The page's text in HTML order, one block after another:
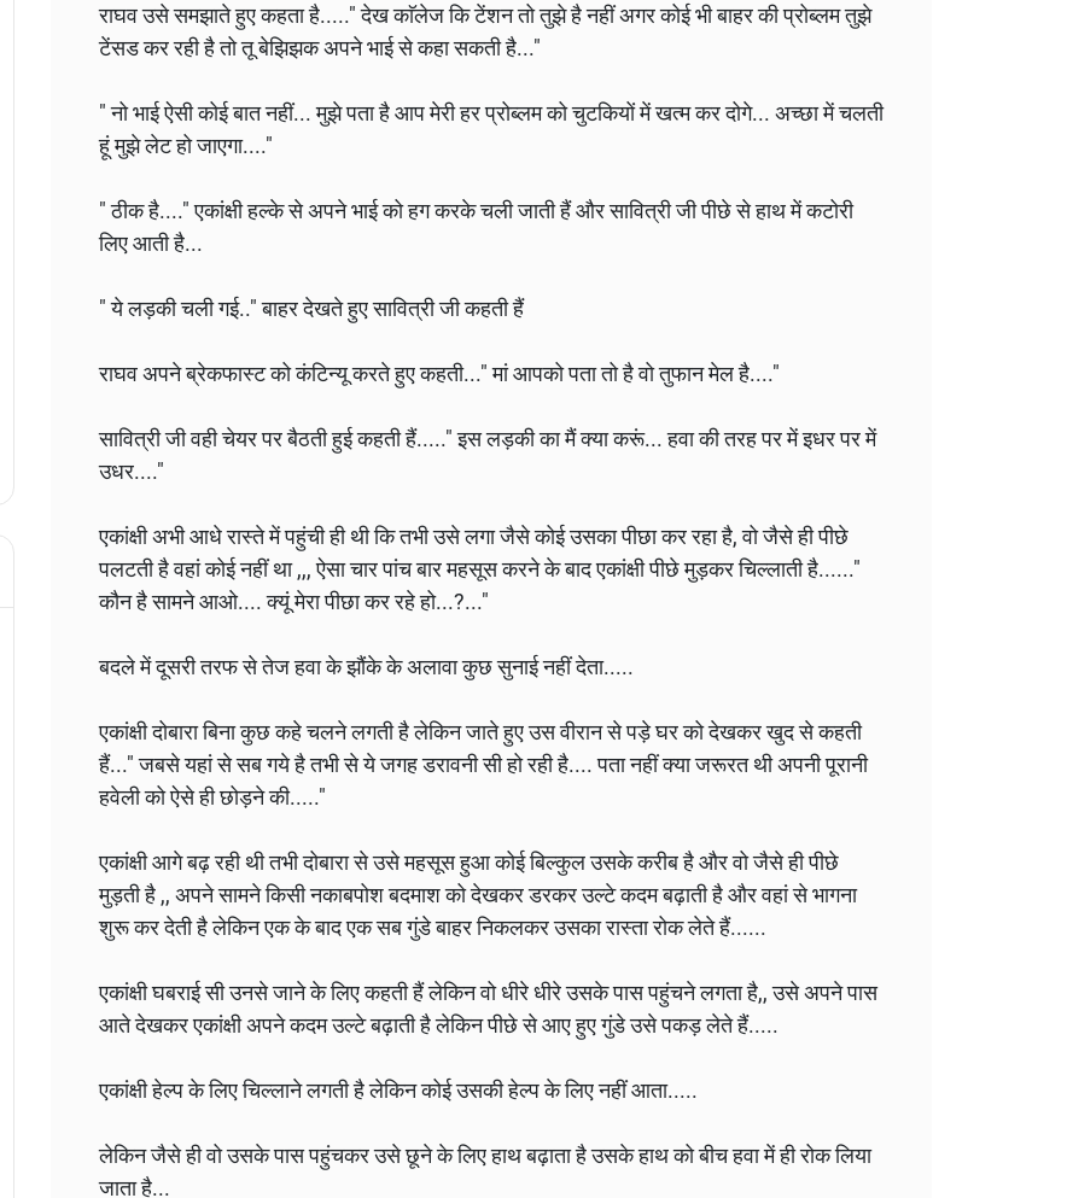
राघव उसे समझाते हुए कहता है....." देख काॅलेज कि टेंशन तो तुझे है नहीं अगर कोई भी बाहर की प्रोब्लम तुझे
टेंसड कर रही है तो तू बेझिझक अपने भाई से कहा सकती है..."
" नो भाई ऐसी कोई बात नहीं... मुझे पता है आप मेरी हर प्रोब्लम को चुटकियों में खत्म कर दोगे... अच्छा में चलती
हूं मुझे लेट हो जाएगा...."
" ठीक है...." एकांक्षी हल्के से अपने भाई को हग करके चली जाती हैं और सावित्री जी पीछे से हाथ में कटोरी
लिए आती है...
" ये लड़की चली गई.." बाहर देखते हुए सावित्री जी कहती हैं
राघव अपने ब्रेकफास्ट को कंटिन्यू करते हुए कहती..." मां आपको पता तो है वो‌ तुफान मेल है...."
सावित्री जी वही चेयर पर बैठती हुई कहती हैं....." इस लड़की का मैं क्या करूं... हवा की तरह पर में इधर पर में
उधर...."
एकांक्षी अभी आधे रास्ते में पहुंची ही थी कि तभी उसे लगा जैसे कोई उसका पीछा कर रहा है, वो जैसे ही पीछे
पलटती है वहां कोई नहीं था ,,, ऐसा चार पांच बार महसूस करने के बाद एकांक्षी पीछे मुड़कर चिल्लाती है......"
कौन है सामने आओ.... क्यूं मेरा पीछा कर रहे हो...?..."
बदले में दूसरी तरफ से तेज हवा के झौंके के अलावा कुछ सुनाई नहीं देता.....
एकांक्षी दोबारा बिना कुछ कहे चलने लगती है लेकिन जाते हुए उस वीरान से पड़े घर को देखकर खुद से कहती
हैं..." जबसे यहां से सब गये है तभी से ये जगह डरावनी सी हो रही है.... पता नहीं क्या जरूरत थी अपनी पूरानी
हवेली को ऐसे ही छोड़ने की....."
एकांक्षी आगे बढ़ रही थी तभी दोबारा से उसे महसूस हुआ कोई बिल्कुल उसके करीब है और वो जैसे ही पीछे
मुड़ती है ,, अपने सामने किसी नकाबपोश बदमाश को देखकर डरकर उल्टे कदम बढ़ाती है और वहां से भागना
शुरू कर देती है लेकिन एक के बाद एक सब गुंडे बाहर निकलकर उसका रास्ता रोक लेते हैं......
एकांक्षी घबराई सी उनसे जाने के लिए कहती हैं लेकिन वो धीरे धीरे उसके पास पहुंचने लगता है,, उसे अपने पास
आते देखकर एकांक्षी अपने कदम उल्टे बढ़ाती है लेकिन पीछे से आए हुए गुंडे उसे पकड़ लेते हैं.....
एकांक्षी हेल्प के लिए चिल्लाने लगती है लेकिन कोई उसकी हेल्प के लिए नहीं आता.....
लेकिन जैसे ही वो उसके पास पहुंचकर उसे छूने के लिए हाथ बढ़ाता है उसके हाथ को बीच हवा में ही रोक लिया
जाता है...